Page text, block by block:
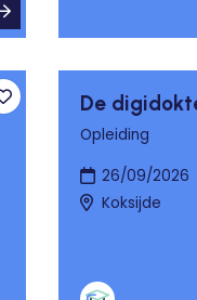
Toevoegen aan
De
Opleiding
26/09/2026
Koksijde